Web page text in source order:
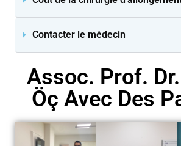
Contacter le médecin
Assoc. Prof.
Öç Avec Des